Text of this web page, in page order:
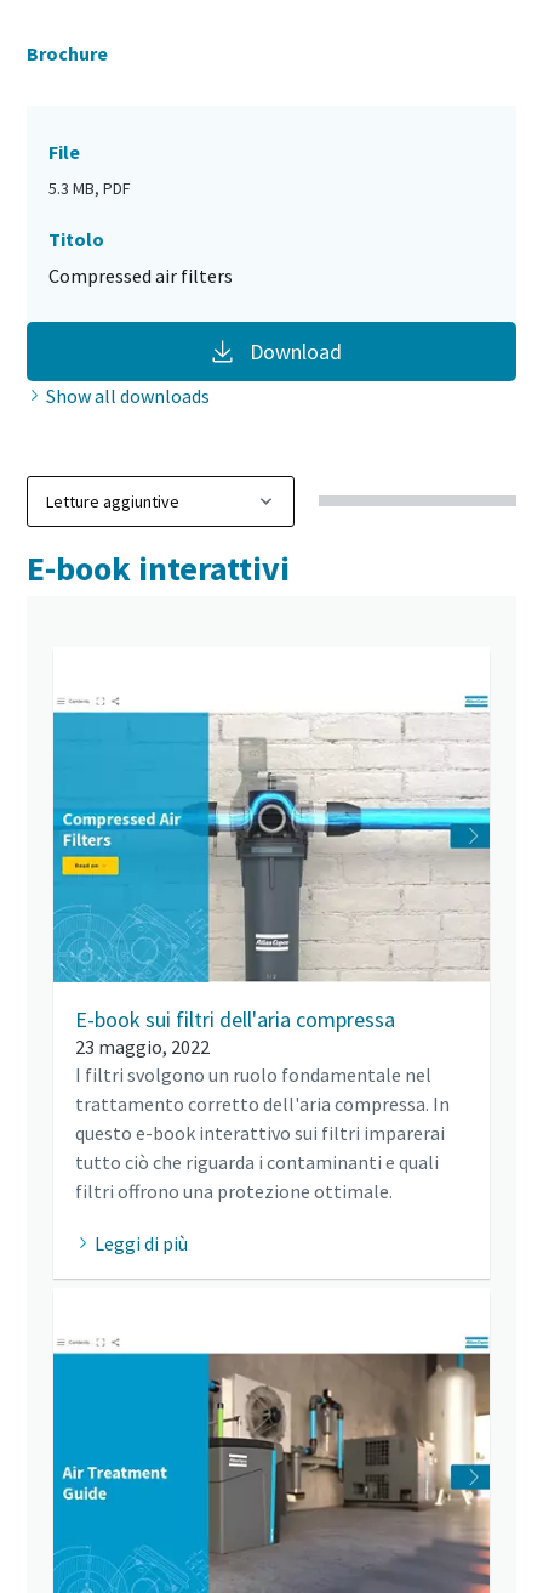
Brochure
File
5.3 MB, PDF
Titolo
Compressed air filters
Download
Show all downloads
E-book interattivi
E-book sui filtri dell'aria compressa
23 maggio, 2022
I filtri svolgono un ruolo fondamentale nel
trattamento corretto dell'aria compressa. In
questo e-book interattivo sui filtri imparerai
tutto ciò che riguarda i contaminanti e quali
filtri offrono una protezione ottimale.
Leggi di più